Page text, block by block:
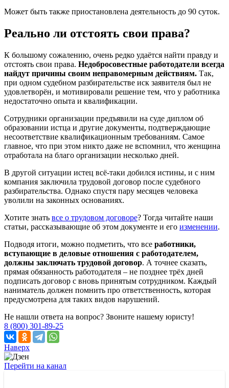
Может быть также приостановлена деятельность до 90 суток.
Реально ли отстоять свои права?
К большому сожалению, очень редко удаётся найти правду и
отстоять свои права. Недобросовестные работодатели всегда
найдут причины своим неправомерным действиям. Так,
при одном судебном разбирательстве иск заявителя был не
удовлетворён, и мотивировали решение тем, что у работника
недостаточно опыта и квалификации.
Сотрудники организации предъявили на суде диплом об
образовании истца и другие документы, подтверждающие
несоответствие квалификационным требованиям. Самое
главное, что при этом никто даже не вспомнил, что женщина
отработала на благо организации несколько дней.
В другой ситуации истец всё-таки добился истины, и с ним
компания заключила трудовой договор после судебного
разбирательства. Однако спустя пару месяцев человека
уволили на законных основаниях.
Хотите знать все о трудовом договоре? Тогда читайте наши
статьи, рассказывающие об этом документе и его изменении.
Подводя итоги, можно подметить, что все работники,
вступающие в деловые отношения с работодателем,
должны заключать трудовой договор. А точнее сказать,
прямая обязанность работодателя – не позднее трёх дней
подписать договор с вновь принятым сотрудником. Каждый
наниматель должен помнить про ответственность, которая
предусмотрена для таких видов нарушений.
Не нашли ответа на вопрос? Звоните нашему юристу!
8 (800) 301-89-25
Наверх
Перейти на канал